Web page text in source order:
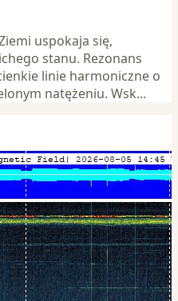
uspokaja się,
stanu. Rezonans
linie harmoniczne o
natężeniu. Wsk...